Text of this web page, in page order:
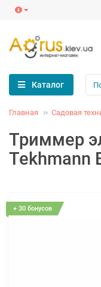
Каталог
Главная Садовая
Триммер
Tekhmann
+ 30 бонусов